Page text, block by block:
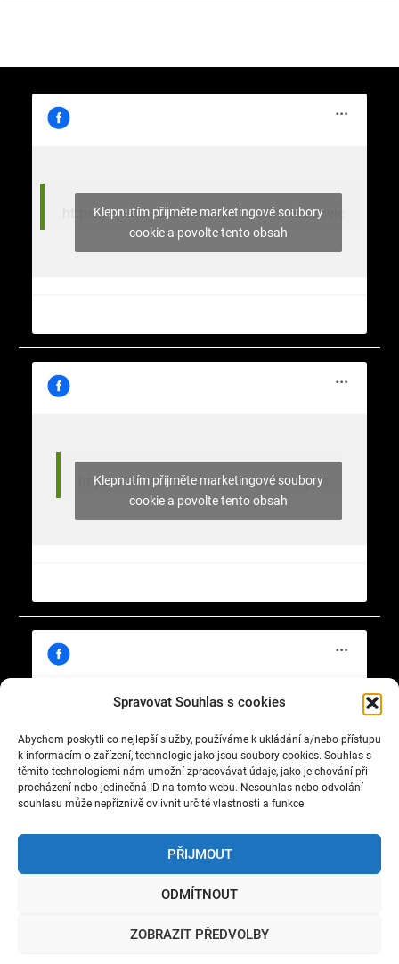
Spravovat Souhlas s cookies
Abychom poskytli co nejlepší služby, používáme k ukládání a/nebo přístupu
k informacím o zařízení, technologie jako jsou soubory cookies. Souhlas s
těmito technologiemi nám umožní zpracovávat údaje, jako je chování při
procházení nebo jedinečná ID na tomto webu. Nesouhlas nebo odvolání
souhlasu může nepříznivě ovlivnit určité vlastnosti a funkce.
PŘIJMOUT
ODMÍTNOUT
ZOBRAZIT PŘEDVOLBY
https://www.facebook.com/stromy.celakovic
Klepnutím přijměte marketingové soubory
cookie a povolte tento obsah
https://www.facebook.com/nasekrajina
Klepnutím přijměte marketingové soubory
cookie a povolte tento obsah
https://www.facebook.com/cisty.vzduch.v.Celakovicich
Klepnutím přijměte marketingové soubory
cookie a povolte tento obsah
Copyright © 2022 Okrašlovací spolek čelákovický. All